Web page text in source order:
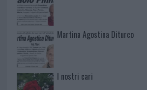
Martina Agostina Diturco
I nostri cari